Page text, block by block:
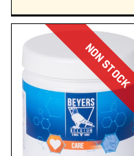
NON STOCK